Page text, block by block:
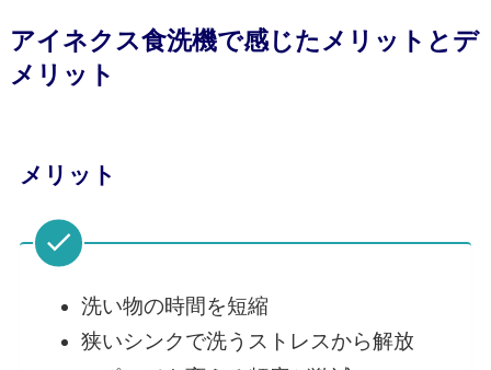
アイネクス食洗機で感じたメリットとデ
メリット
メリット
洗い物の時間を短縮
狭いシンクで洗うストレスから解放